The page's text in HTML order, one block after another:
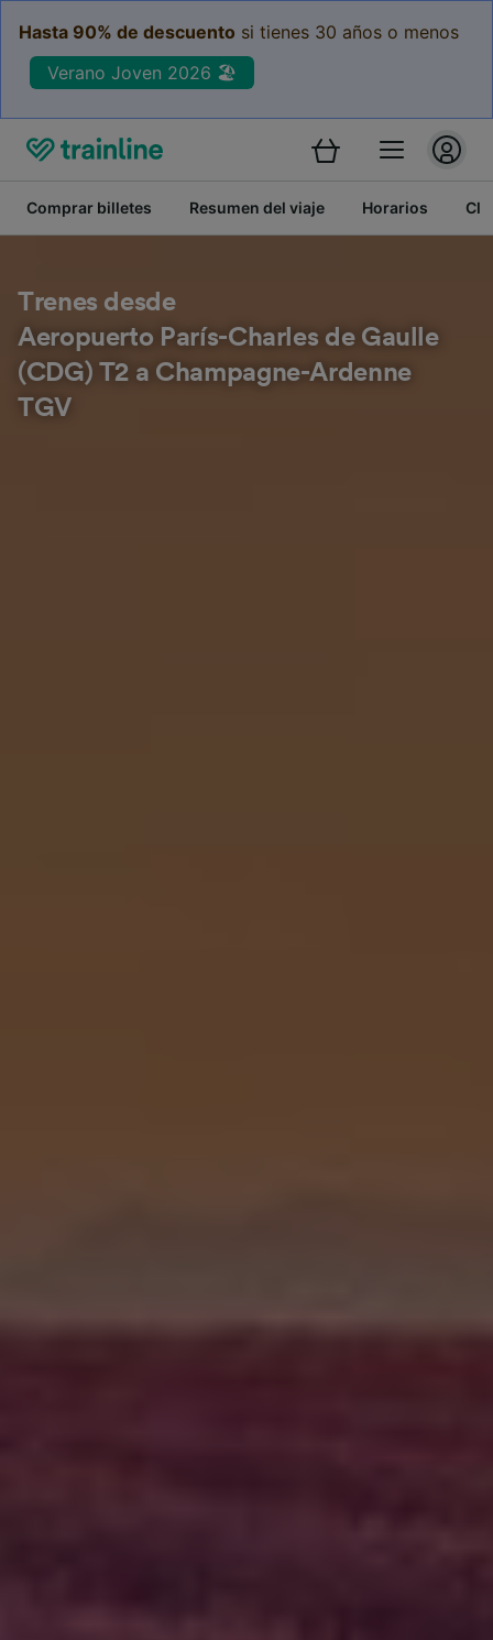
Hasta 90% de descuento si tienes 30 años o menos
Verano Joven 2026 🏖️
Comprar billetes Resumen del viaje Horarios
Trenes desde
Aeropuerto París-Charles de Gaulle
(CDG) T2 a Champagne-Ardenne
TGV